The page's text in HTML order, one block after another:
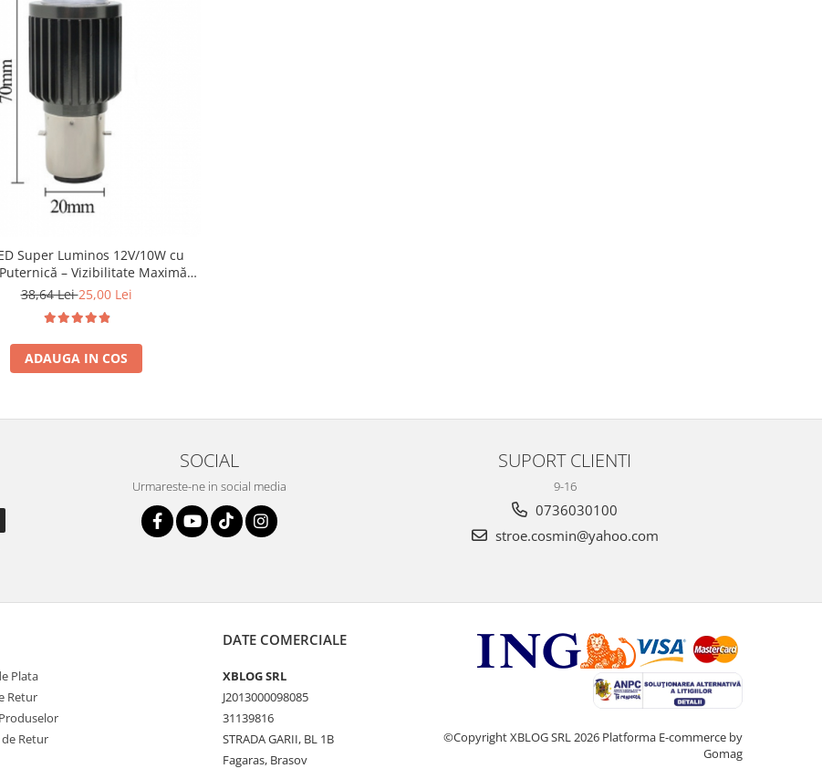
Super Luminos 12V/10W cu
– Vizibilitate Maximă
pentru Navomodele și Moto
38,64 Lei25,00 Lei
ADAUGA IN COS
SOCIAL
Urmareste-ne in social media
SUPORT CLIENTI
9-16
0736030100
stroe.cosmin@yahoo.com
Plata
Retur
Retur
DATE COMERCIALE
XBLOG SRL
J2013000098085
31139816
STRADA GARII, BL 1B
Fagaras, Brasov
©Copyright XBLOG SRL 2026 Platforma E-commerce by
Gomag